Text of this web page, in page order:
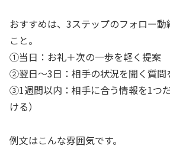
おすすめは、3ステップのフォロー
こと。
①当日：お礼＋次の一歩を軽く提案
②翌日〜3日：相手の状況を聞く質問
③1週間以内：相手に合う情報を1つ
ける）
例文はこんな雰囲気です。